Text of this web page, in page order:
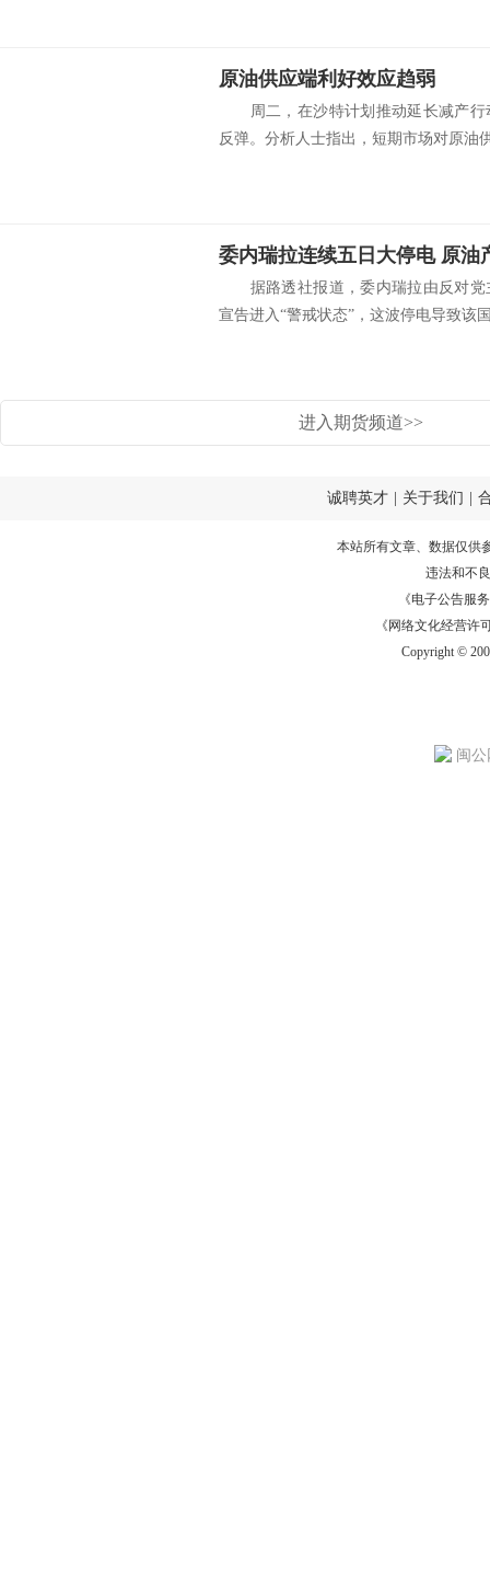
原油供应端利好效应趋弱
周二，在沙特计划推动延长减产行
反弹。分析人士指出，短期市场对原油
据路透社报道，委内瑞拉由反对党
宣告进入“警戒状态”，这波停电导致该
进入期货频道>>
诚聘英才 关于我们
本站所有文章、数据仅供
违法和不
《电子公告服务
《网络文化经营许
Copyright ©
闽公